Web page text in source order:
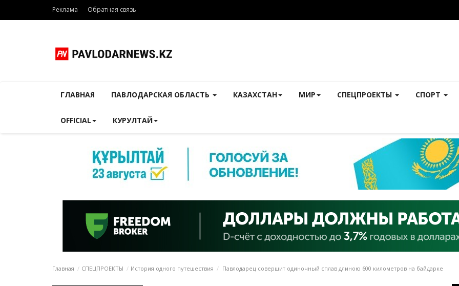
Реклама Обратная связь
ГЛАВНАЯ ПАВЛОДАРСКАЯ ОБЛАСТЬ КАЗАХСТАН МИР СПЕЦПРОЕКТЫ СПОРТ
OFFICIAL КУРУЛТАЙ
Главная СПЕЦПРОЕКТЫ История одного путешествия Павлодарец совершит одиночный сплав длиною 600 километров на байдарке